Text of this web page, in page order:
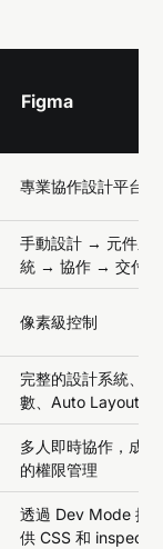
Figma
專業協作設計平台
手動設計 → 元件系
統 → 協作 → 交付
像素級控制
完整的設計系統、變
數、Auto Layout
多人即時協作，成熟
的權限管理
透過 Dev Mode 提
供 CSS 和 inspect